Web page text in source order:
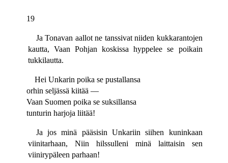
19
Ja Tonavan aallot ne tanssivat niiden kukkarantojen
kautta, Vaan Pohjan koskissa hyppelee se poikain
tukkilautta.
Hei Unkarin poika se pustallansa
orhin seljässä kiitää —
Vaan Suomen poika se suksillansa
tunturin harjoja liitää!
Ja jos minä pääsisin Unkariin siihen kuninkaan
viinitarhaan, Niin hilssulleni minä laittaisin sen
viinirypäleen parhaan!